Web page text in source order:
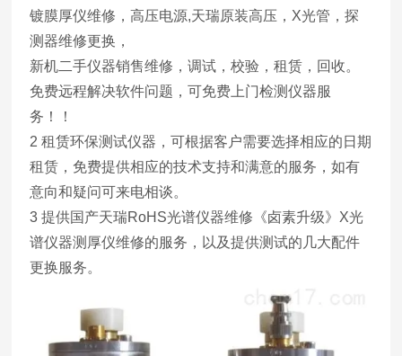
镀膜厚仪维修，高压电源,天瑞原装高压，X光管，探
测器维修更换，
新机二手仪器销售维修，调试，校验，租赁，回收。
免费远程解决软件问题，可免费上门检测仪器服
务！！
2 租赁环保测试仪器，可根据客户需要选择相应的日期
租赁，免费提供相应的技术支持和满意的服务，如有
意向和疑问可来电相谈。
3 提供国产天瑞RoHS光谱仪器维修《卤素升级》X光
谱仪器测厚仪维修的服务，以及提供测试的几大配件
更换服务。